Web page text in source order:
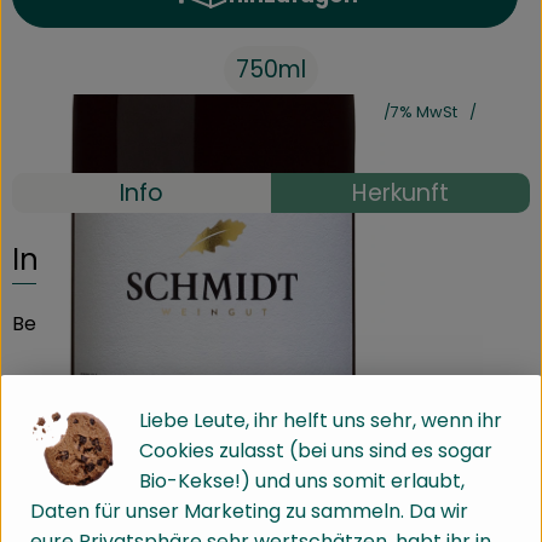
750ml
#31656 / Liter
7% MwSt
Info Herkunft
Info
Beschreibung
Waldbeeren mit pfeffrigen Anklängen erfüllt die Nase.
Mit der festen geradlinigen Struktur und der herben
Säurefrische beeindruckt dieser elegante Rotwein alle
Sinne.
Liebe Leute, ihr helft uns sehr, wenn ihr
Cookies zulasst (bei uns sind es sogar
Bio-Kekse!) und uns somit erlaubt,
Daten für unser Marketing zu sammeln. Da wir